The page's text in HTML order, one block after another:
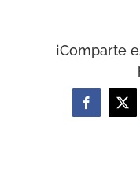
¡Comparte
Facebook
X